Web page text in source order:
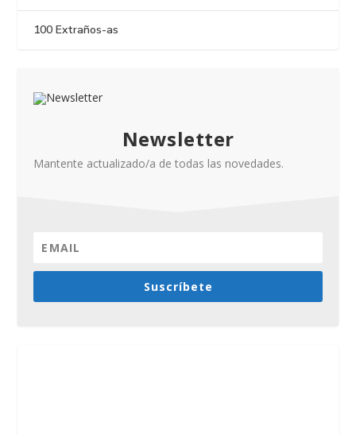
100 Extraños-as
Newsletter
Mantente actualizado/a de todas las novedades.
Suscríbete